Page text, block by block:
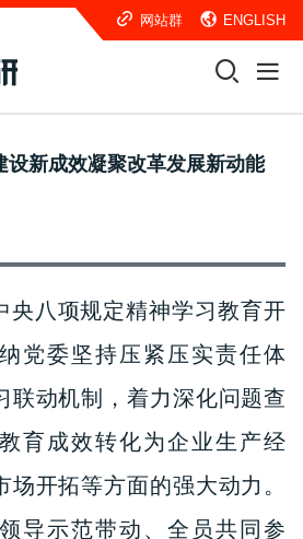
网站群 ENGLISH
设新成效凝聚改革发展新动能
央八项规定精神学习教育开
党委坚持压紧压实责任体
联动机制，着力深化问题查
育成效转化为企业生产经
开拓等方面的强大动力。
导示范带动、全员共同参